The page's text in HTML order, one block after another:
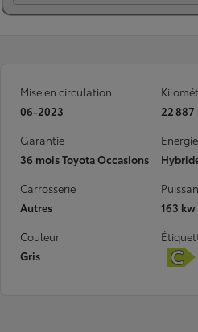
Mise en circulation
06-2023
22 887
Garantie
36 mois Toyota Occasions
Energie
Carrosserie
Autres
163
Couleur
Gris